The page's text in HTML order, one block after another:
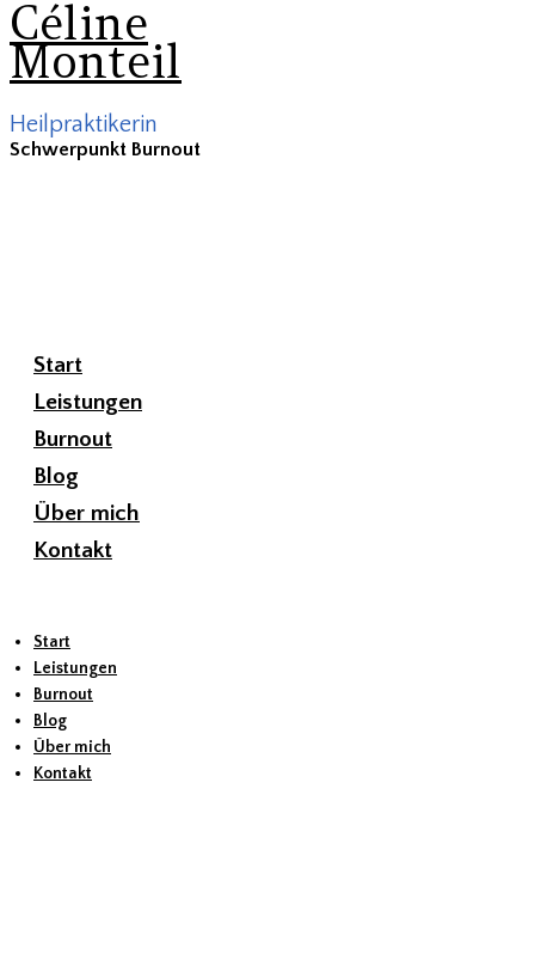
Céline
Monteil
Heilpraktikerin
Schwerpunkt Burnout
Start
Leistungen
Burnout
Blog
Über mich
Kontakt
Start
Leistungen
Burnout
Blog
Über mich
Kontakt